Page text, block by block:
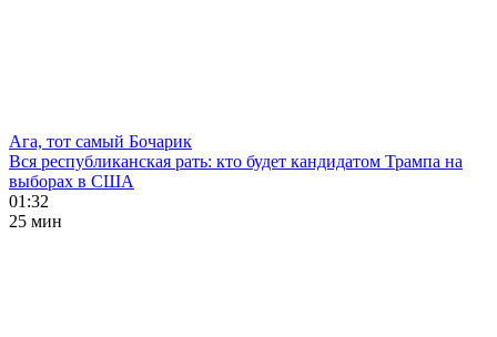
Ага, тот самый Бочарик
Вся республиканская рать: кто будет кандидатом Трампа на
выборах в США
01:32
25 мин